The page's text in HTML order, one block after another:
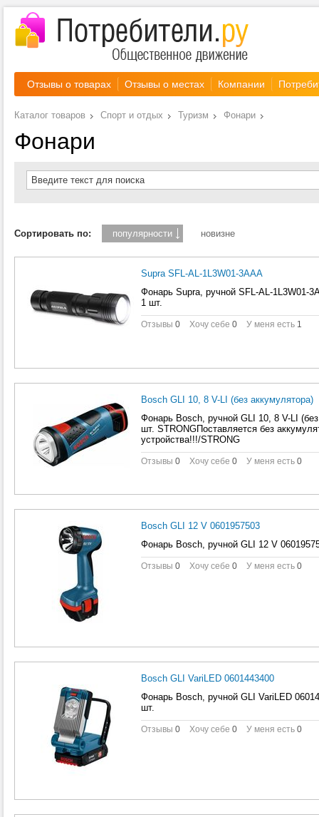
Отзывы о товарах Отзывы о местах Компании
Каталог товаров Спорт и отдых Туризм Фонари
Фонари
Введите текст для поиска
Сортировать по: популярности новизне
Supra SFL-AL-1L3W01-3AAA
Фонарь Supra, ручной SFL-AL-1L3W01-
1 шт.
Отзывы 0 Хочу себе 0 У меня есть 1
Bosch GLI 10, 8 V-LI (без аккумулятора)
Фонарь Bosch, ручной GLI 10, 8 V-LI
шт. STRONGПоставляется без
устройства!!!/STRONG
Отзывы 0 Хочу себе 0 У меня есть 0
Bosch GLI 12 V 0601957503
Фонарь Bosch, ручной GLI 12 V
Отзывы 0 Хочу себе 0 У меня есть 0
Bosch GLI VariLED 0601443400
Фонарь Bosch, ручной GLI VariLED
шт.
Отзывы 0 Хочу себе 0 У меня есть 0